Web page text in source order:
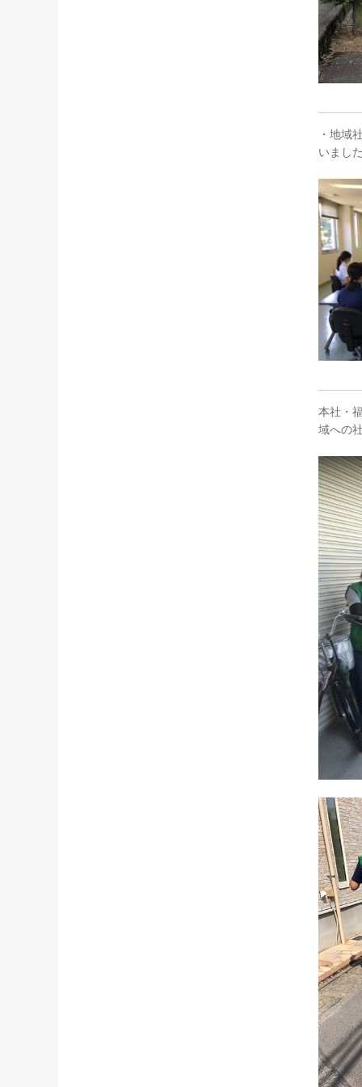
・地域
いまし
本社・
域への